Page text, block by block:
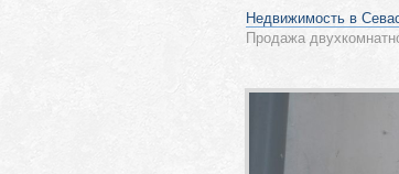
Недвижимость в
Продажа